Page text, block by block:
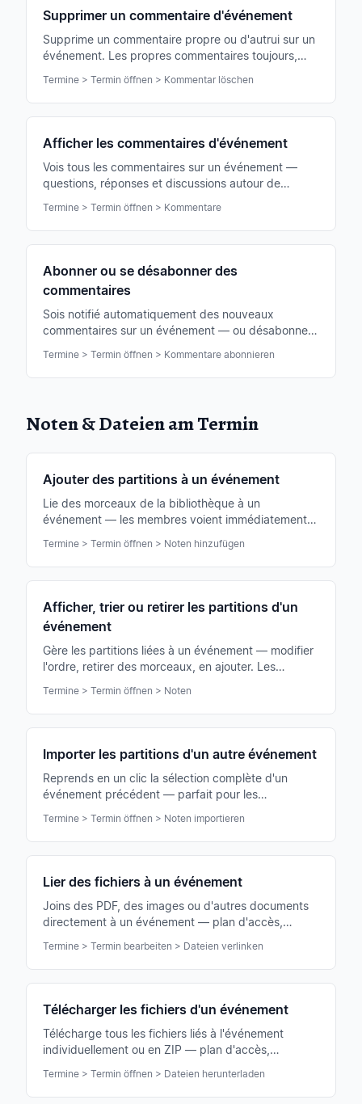
Supprimer un commentaire d'événement
Supprime un commentaire propre ou d'autrui sur un
événement. Les propres commentaires toujours,
modération.
Termine > Termin öffnen > Kommentar löschen
Afficher les commentaires d'événement
Vois tous les commentaires sur un événement —
questions, réponses et discussions autour de
d'œil.
Termine > Termin öffnen > Kommentare
Abonner ou se désabonner des
commentaires
Sois notifié automatiquement des nouveaux
commentaires sur un événement — ou désabonne-
Termine > Termin öffnen > Kommentare abonnieren
Noten & Dateien am Termin
Ajouter des partitions à un événement
Lie des morceaux de la bibliothèque à un
événement — les membres voient immédiatement la
travailler hors ligne.
Termine > Termin öffnen > Noten hinzufügen
Afficher, trier ou retirer les partitions d'un
événement
Gère les partitions liées à un événement — modifier
l'ordre, retirer des morceaux, en ajouter. Les
Termine > Termin öffnen > Noten
Importer les partitions d'un autre événement
Reprends en un clic la sélection complète d'un
événement précédent — parfait pour les
répétitions.
Termine > Termin öffnen > Noten importieren
Lier des fichiers à un événement
Joins des PDF, des images ou d'autres documents
directement à un événement — plan d'accès,
accessibles à tous.
Termine > Termin bearbeiten > Dateien verlinken
Télécharger les fichiers d'un événement
Télécharge tous les fichiers liés à l'événement
individuellement ou en ZIP — plan d'accès,
ligne.
Termine > Termin öffnen > Dateien herunterladen